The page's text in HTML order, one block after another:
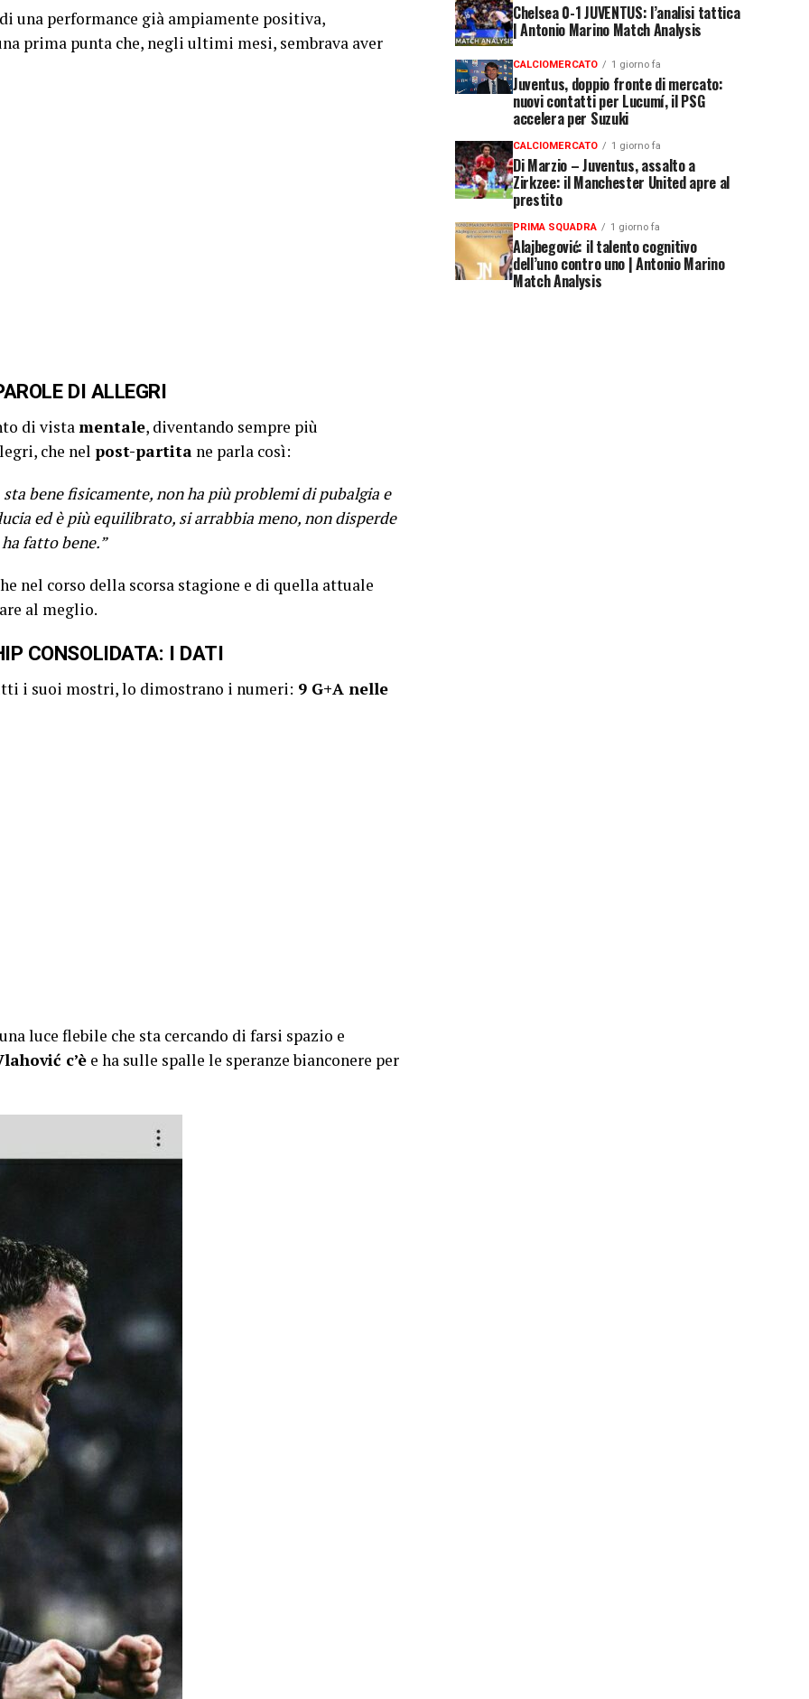
una performance già ampiamente positiva,
prima punta che, negli ultimi mesi, sembrava aver
DI ALLEGRI
di vistamentale, diventando sempre più
che nel post-partita ne parla così:
bene fisicamente, non ha più problemi di pubalgia e
ed è più equilibrato, si arrabbia meno, non disperde
fatto bene.”
nel corso della scorsa stagione e di quella attuale
al meglio.
CONSOLIDATA: I DATI
i suoi mostri, lo dimostrano i numeri: 9 G+A nelle
luce flebile che sta cercando di farsi spazio e
c’è e ha sulle spalle le speranze bianconere per
Chelsea 0-1 JUVENTUS: l’analisi tattica
| Antonio Marino Match Analysis
CALCIOMERCATO 1 giorno fa
Juventus, doppio fronte di mercato:
nuovi contatti per Lucumí, il PSG
accelera per Suzuki
CALCIOMERCATO 1 giorno fa
Di Marzio – Juventus, assalto a
Zirkzee: il Manchester United apre al
prestito
PRIMA SQUADRA 1 giorno fa
Alajbegović: il talento cognitivo
dell’uno contro uno | Antonio Marino
Match Analysis